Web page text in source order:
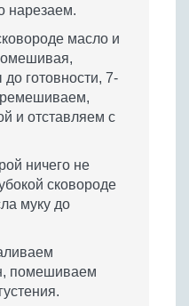
нарезаем.
масло и
готовности, 7-
и отставляем с
ничего не
сковороде
муку до
помешиваем